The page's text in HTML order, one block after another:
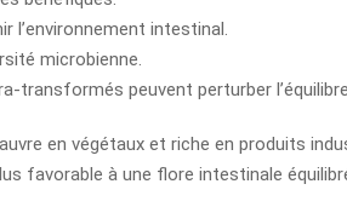
l’environnement intestinal.
microbienne.
transformés peuvent perturber
en végétaux et riche en produits
favorable à une flore intestinale